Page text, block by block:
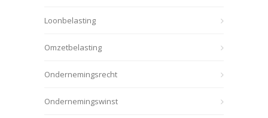
Loonbelasting
Omzetbelasting
Ondernemingsrecht
Ondernemingswinst